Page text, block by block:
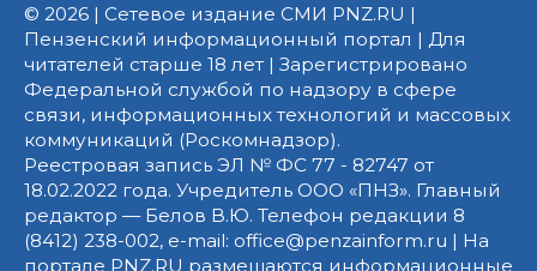
© 2026 | Сетевое издание СМИ PNZ.RU |
Пензенский информационный портал | Для
читателей старше 18 лет | Зарегистрировано
Федеральной службой по надзору в сфере
связи, информационных технологий и массовых
коммуникаций (Роскомнадзор).
Реестровая запись ЭЛ № ФС 77 - 82747 от
18.02.2022 года. Учредитель ООО «ПНЗ». Главный
редактор — Белов В.Ю. Телефон редакции 8
(8412) 238-002, e-mail: office@penzainform.ru | На
портале PNZ.RU размещаются информационные